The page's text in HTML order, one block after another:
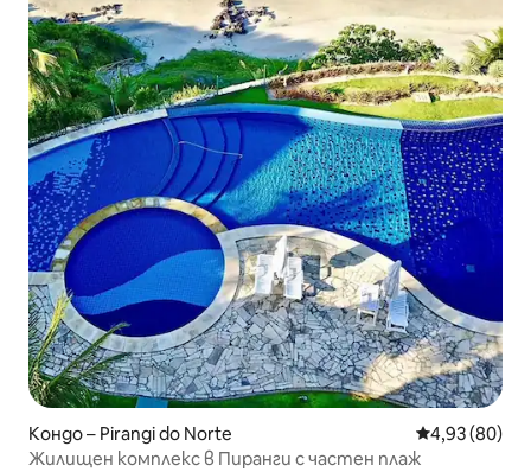
Кондо – Pirangi do Norte Средна
4,93 (80)
Жилищен комплекс в Пиранги с частен плаж